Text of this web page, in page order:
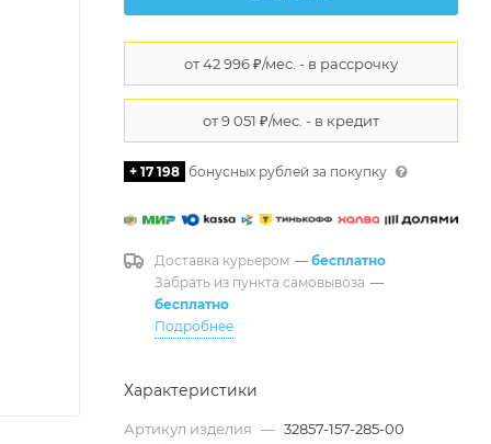
+ 17 198 бонусных рублей за покупку
Доставка курьером — бесплатно
Забрать из пункта самовывоза —
бесплатно
Подробнее
Характеристики
Артикул изделия — 32857-157-285-00